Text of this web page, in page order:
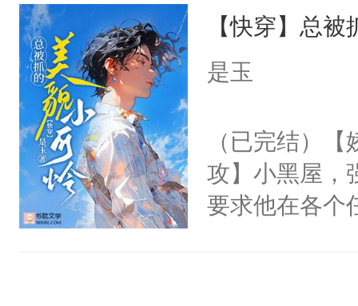
本来只想成
只对他温柔
至恶鬼神×冷
只为你，守
你，才拥有家
人×最强鬼神
入住你家，
在转学生手
学生，为了
想到，青梅
舍友，你暗搓
不懂方言，你
【快穿】总
是玉
（已完结）
攻】小黑屋，
要求他在各个